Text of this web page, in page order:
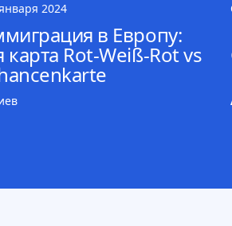
2024
в Европу:
карта Rot-Weiß-Rot vs